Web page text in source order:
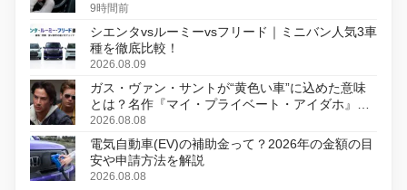
9時間前
シエンタvsルーミーvsフリード｜ミニバン人気3車
種を徹底比較！
2026.08.09
ガス・ヴァン・サントが“黄色い車”に込めた意味
とは？名作『マイ・プライベート・アイダホ』が
初のデジタルリマスター版で復活
2026.08.08
電気自動車(EV)の補助金って？2026年の金額の目
安や申請方法を解説
2026.08.08